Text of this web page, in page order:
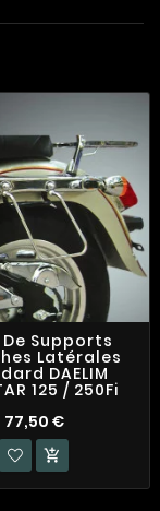
De Supports
Latérales
DAELIM
125 / 250Fi
77,50 €
